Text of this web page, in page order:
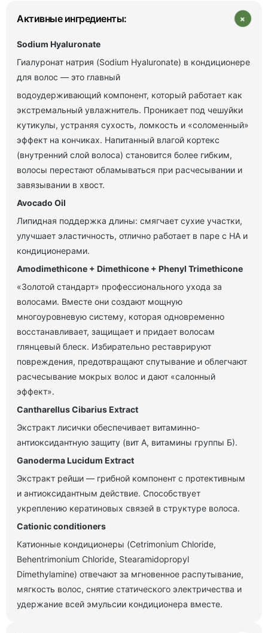
Активные ингредиенты: +
Sodium Hyaluronate
Гиалуронат натрия (Sodium Hyaluronate) в кондиционере
для волос — это главный
водоудерживающий компонент, который работает как
экстремальный увлажнитель. Проникает под чешуйки
кутикулы, устраняя сухость, ломкость и «соломенный»
эффект на кончиках. Напитанный влагой кортекс
(внутренний слой волоса) становится более гибким,
волосы перестают обламываться при расчесывании и
завязывании в хвост.
Avocado Oil
Липидная поддержка длины: смягчает сухие участки,
улучшает эластичность, отлично работает в паре с HA и
кондиционерами.
Amodimethicone + Dimethicone + Phenyl Trimethicone
«Золотой стандарт» профессионального ухода за
волосами. Вместе они создают мощную
многоуровневую систему, которая одновременно
восстанавливает, защищает и придает волосам
глянцевый блеск. Избирательно реставрируют
повреждения, предотвращают спутывание и облегчают
расчесывание мокрых волос и дают «салонный
эффект».
Cantharellus Cibarius Extract
Экстракт лисички обеспечивает витаминно-
антиоксидантную защиту (вит А, витамины группы Б).
Ganoderma Lucidum Extract
Экстракт рейши — грибной компонент с протективным
и антиоксидантным действие. Способствует
укреплению кератиновых связей в структуре волоса.
Cationic conditioners
Катионные кондиционеры (Cetrimonium Chloride,
Behentrimonium Chloride, Stearamidopropyl
Dimethylamine) отвечают за мгновенное распутывание,
мягкость волос, снятие статического электричества и
удержание всей эмульсии кондиционера вместе.